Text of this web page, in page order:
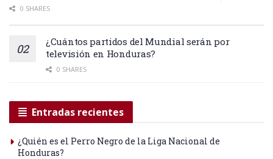
0 SHARES
¿Cuántos partidos del Mundial serán por
televisión en Honduras?
0 SHARES
Entradas recientes
¿Quién es el Perro Negro de la Liga Nacional de
Honduras?